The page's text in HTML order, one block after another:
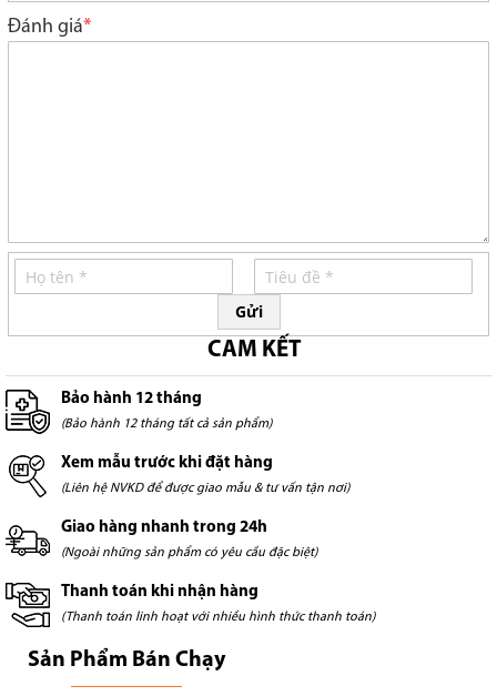
star
stars
stars
stars
stars
Đánh giá
Gửi
CAM KẾT
Bảo hành 12 tháng
(Bảo hành 12 tháng tất cả sản phẩm)
Xem mẫu trước khi đặt hàng
(Liên hệ NVKD để được giao mẫu & tư vấn tận nơi)
Giao hàng nhanh trong 24h
(Ngoài những sản phẩm có yêu cầu đặc biệt)
Thanh toán khi nhận hàng
(Thanh toán linh hoạt với nhiều hình thức thanh toán)
Sản Phẩm Bán Chạy